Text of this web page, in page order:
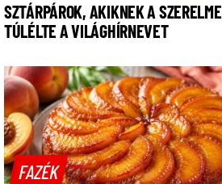
SZTÁRPÁROK, AKIKNEK A SZERELME
TÚLÉLTE A VILÁGHÍRNEVET
FAZÉK